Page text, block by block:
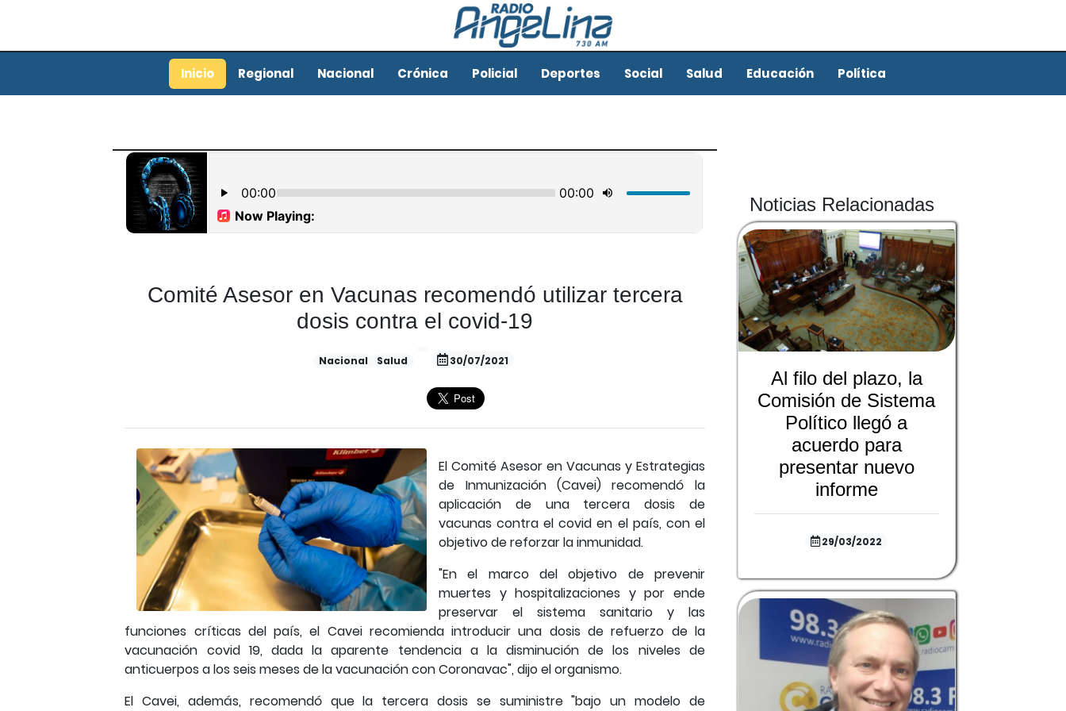
Inicio Regional Nacional Crónica Policial Deportes Social Salud Educación Política
Comité Asesor en Vacunas recomendó utilizar tercera
dosis contra el covid-19
Nacional Salud 30/07/2021
El Comité Asesor en Vacunas y Estrategias
de Inmunización (Cavei) recomendó la
aplicación de una tercera dosis de
vacunas contra el covid en el país, con el
objetivo de reforzar la inmunidad.
"En el marco del objetivo de prevenir
muertes y hospitalizaciones y por ende
preservar el sistema sanitario y las
funciones críticas del país, el Cavei recomienda introducir una dosis de refuerzo de la
vacunación covid 19, dada la aparente tendencia a la disminución de los niveles de
anticuerpos a los seis meses de la vacunación con Coronavac", dijo el organismo.
El Cavei, además, recomendó que la tercera dosis se suministre "bajo un modelo de
Noticias Relacionadas
Al filo del plazo, la
Comisión de Sistema
Político llegó a
acuerdo para
presentar nuevo
informe
29/03/2022